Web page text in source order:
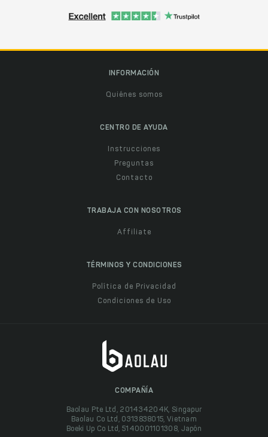
INFORMACIÓN
Quiénes somos
CENTRO DE AYUDA
Instrucciones
Preguntas
Contacto
TRABAJA CON NOSOTROS
Affiliate
TÉRMINOS Y CONDICIONES
Política de Privacidad
Condiciones de Uso
COMPAÑÍA
Baolau Pte Ltd, 201434204K, Singapur
Baolau Co Ltd, 0313838015, Vietnam
Boeki Up Co Ltd, 5140001101308, Japón